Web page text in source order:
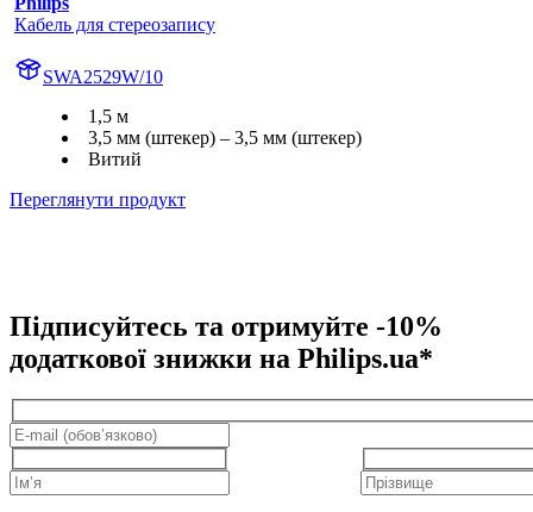
Кабель для стереозапису
SWA2529W/10
1,5 м
3,5 мм (штекер) – 3,5 мм (штекер)
Витий
Переглянути продукт
Підписуйтесь та отримуйте -10%
додаткової знижки на Philips.ua*